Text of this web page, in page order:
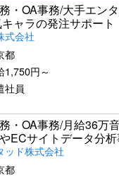
・OA事務/大手エン
ャラの発注サポート
式会社
都
1,750円～
社員
・OA事務/月給36万
ECサイトデータ分
ッド株式会社
都